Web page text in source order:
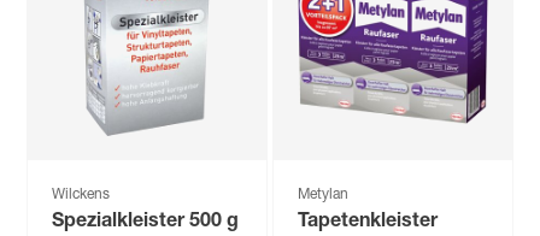
Wilckens
Spezialkleister 500 g
Metylan
Tapetenkleister